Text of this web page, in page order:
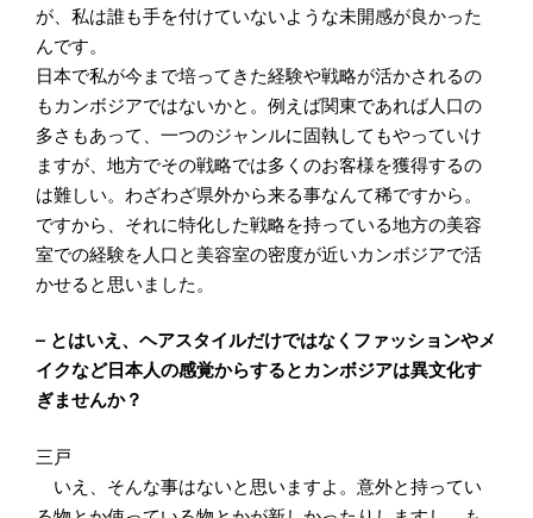
が、私は誰も手を付けていないような未開感が良かった
んです。
日本で私が今まで培ってきた経験や戦略が活かされるの
もカンボジアではないかと。例えば関東であれば人口の
多さもあって、一つのジャンルに固執してもやっていけ
ますが、地方でその戦略では多くのお客様を獲得するの
は難しい。わざわざ県外から来る事なんて稀ですから。
ですから、それに特化した戦略を持っている地方の美容
室での経験を人口と美容室の密度が近いカンボジアで活
かせると思いました。
– とはいえ、ヘアスタイルだけではなくファッションやメ
イクなど日本人の感覚からするとカンボジアは異文化す
ぎませんか？
三戸
いえ、そんな事はないと思いますよ。意外と持ってい